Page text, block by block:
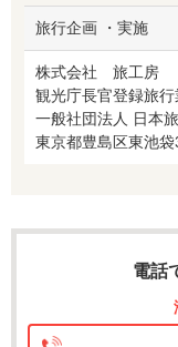
旅行企画 ・実施
株式会社 旅工房
観光庁長官登録旅
一般社団法人 日本
東京都豊島区東池
電話